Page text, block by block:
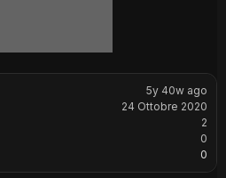
5y 40w ago
24 Ottobre 2020
2
0
0